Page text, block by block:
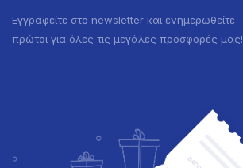
Εγγραφείτε στο newsletter και ενημερωθείτε
πρώτοι για όλες τις μεγάλες προσφορές μας!